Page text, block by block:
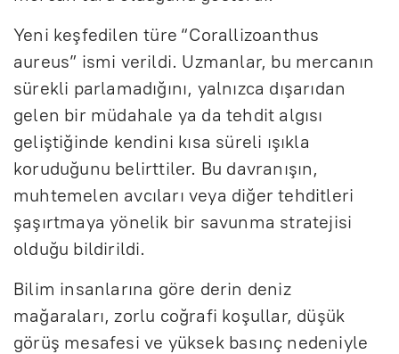
Yeni keşfedilen türe “Corallizoanthus
aureus” ismi verildi. Uzmanlar, bu mercanın
sürekli parlamadığını, yalnızca dışarıdan
gelen bir müdahale ya da tehdit algısı
geliştiğinde kendini kısa süreli ışıkla
koruduğunu belirttiler. Bu davranışın,
muhtemelen avcıları veya diğer tehditleri
şaşırtmaya yönelik bir savunma stratejisi
olduğu bildirildi.
Bilim insanlarına göre derin deniz
mağaraları, zorlu coğrafi koşullar, düşük
görüş mesafesi ve yüksek basınç nedeniyle